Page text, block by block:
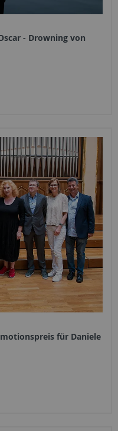
- Drowning von
für Daniele